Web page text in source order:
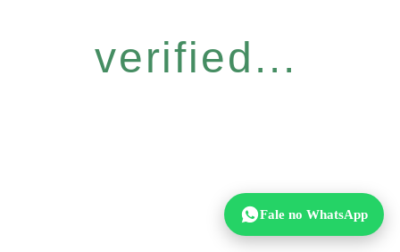
verified...
Fale no WhatsApp